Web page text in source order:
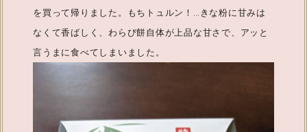
を買って帰りました。もちトュルン！…きな粉に甘みは
なくて香ばしく、わらび餅自体が上品な甘さで、アッと
言うまに食べてしまいました。